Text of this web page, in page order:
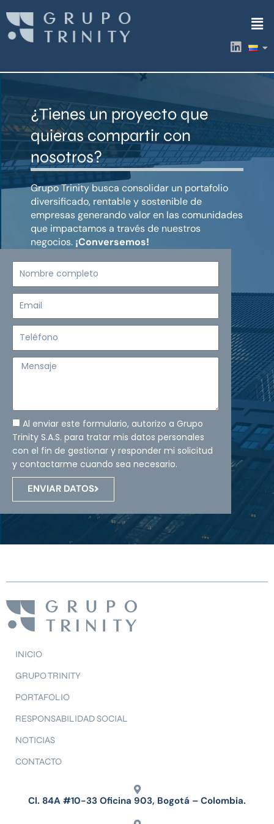
contenido
L
i
k
i
¿Tienes un proyecto que
quieras compartir con
nosotros?
Grupo Trinity busca consolidar un portafolio
diversificado, rentable y sostenible de
empresas generando valor en las comunidades
que impactamos a través de nuestros
negocios. ¡Conversemos!
Mensaje
Al enviar este formulario, autorizo a Grupo
Trinity S.A.S. para tratar mis datos personales
con el fin de gestionar y responder mi solicitud
y contactarme cuando sea necesario.
ENVIAR DATOS
INICIO
GRUPO TRINITY
PORTAFOLIO
RESPONSABILIDAD SOCIAL
NOTICIAS
CONTACTO
Cl. 84A #10-33 Oficina 903, Bogotá – Colombia.